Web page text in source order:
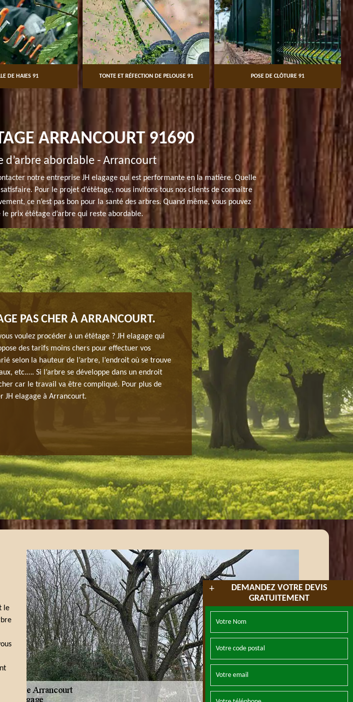
DE HAIES 91 TONTE ET RÉFECTION DE PELOUSE 91 POSE DE CLÔTURE 91
+
DEMANDEZ VOTRE DEVIS
GRATUITEMENT
ARRANCOURT 91690
d’arbre abordable - Arrancourt
notre entreprise JH elagage qui est performante en la matière. Quelle
Pour le projet d’étêtage, nous invitons tous nos clients de connaître
ce n’est pas bon pour la santé des arbres. Quand même, vous pouvez
prix étêtage d’arbre qui reste abordable.
PAS CHER À ARRANCOURT.
voulez procéder à un étêtage ? JH elagage qui
des tarifs moins chers pour effectuer vos
selon la hauteur de l’arbre, l’endroit où se trouve
etc.…. Si l’arbre se développe dans un endroit
car le travail va être compliqué. Pour plus de
JH elagage à Arrancourt.
ETÊTAGE ASSURÉ DE JH ELAGAGE
L’étêtage est une opération dangereuse pour tous
uns. Faire cette tâche engendre un risque
par le dépérir complètement. Si vous voulez réaliser
demander à un professionnel sa réalisation pour
éviter des mauvaises surprises. Si vous voulez savoir
professionnels peuvent répondre à toutes vos
de l’écimage d’arbre à Arrancourt.
le